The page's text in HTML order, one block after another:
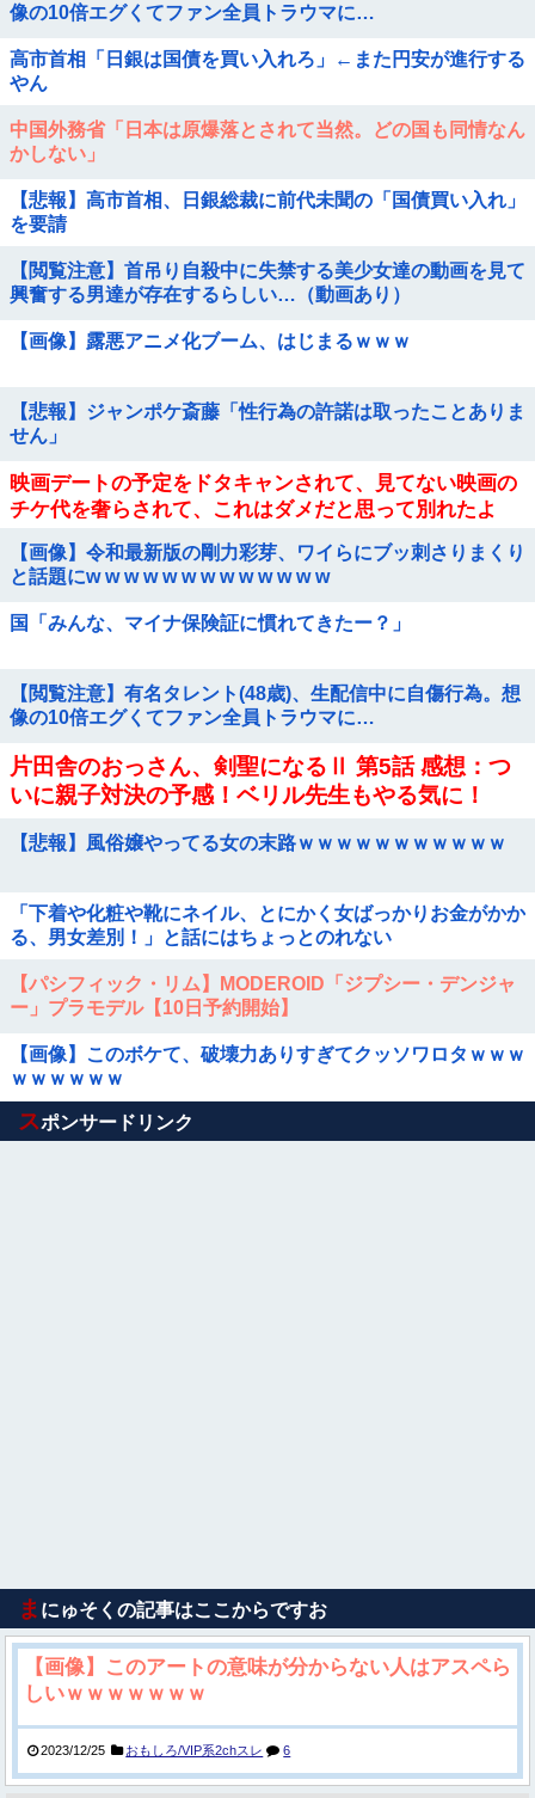
像の10倍エグくてファン全員トラウマに…
高市首相「日銀は国債を買い入れろ」←また円安が進行する
やん
中国外務省「日本は原爆落とされて当然。どの国も同情なん
かしない」
【悲報】高市首相、日銀総裁に前代未聞の「国債買い入れ」
を要請
【閲覧注意】首吊り自殺中に失禁する美少女達の動画を見て
興奮する男達が存在するらしい…（動画あり）
【画像】露悪アニメ化ブーム、はじまるｗｗｗ
【悲報】ジャンポケ斎藤「性行為の許諾は取ったことありま
せん」
映画デートの予定をドタキャンされて、見てない映画の
チケ代を奢らされて、これはダメだと思って別れたよ
【画像】令和最新版の剛力彩芽、ワイらにブッ刺さりまくり
と話題にw w w w w w w w w w w w w
国「みんな、マイナ保険証に慣れてきたー？」
【閲覧注意】有名タレント(48歳)、生配信中に自傷行為。想
像の10倍エグくてファン全員トラウマに…
片田舎のおっさん、剣聖になるⅡ 第5話 感想：つ
いに親子対決の予感！ベリル先生もやる気に！
【悲報】風俗嬢やってる女の末路ｗｗｗｗｗｗｗｗｗｗｗ
「下着や化粧や靴にネイル、とにかく女ばっかりお金がかか
る、男女差別！」と話にはちょっとのれない
【パシフィック・リム】MODEROID「ジプシー・デンジャ
ー」プラモデル【10日予約開始】
【画像】このボケて、破壊力ありすぎてクッソワロタｗｗｗ
ｗｗｗｗｗｗ
Powered by livedoor 相互RSS
スポンサードリンク
ま にゅそくの記事はここからですお
【画像】このアートの意味が分からない人はアスペら
しいｗｗｗｗｗｗｗ
2023/12/25 おもしろ/VIP系2chスレ 6